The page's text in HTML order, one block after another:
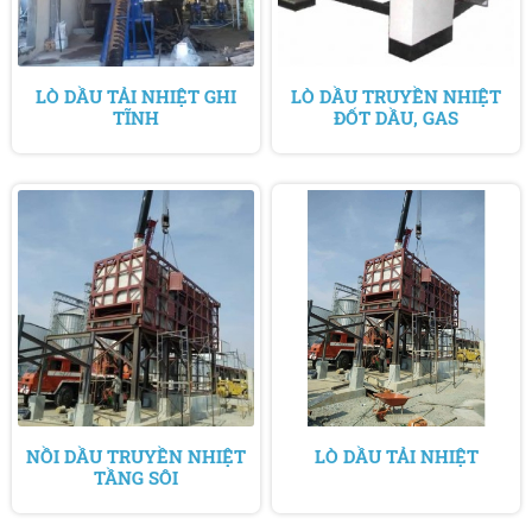
LÒ DẦU TẢI NHIỆT GHI
TĨNH
LÒ DẦU TRUYỀN NHIỆT
ĐỐT DẦU, GAS
NỒI DẦU TRUYỀN NHIỆT
TẦNG SÔI
LÒ DẦU TẢI NHIỆT